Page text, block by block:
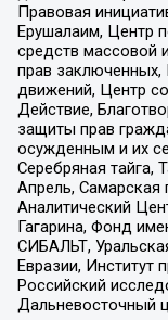
Правовая
Ерушалаим, Центр
средств массовой
прав заключенных,
движений, Центр
Действие,
защиты прав
осужденным и их
Серебряная тайга,
Апрель, Самарская
Аналитический
Гагарина, Фонд
СИБАЛЬТ,
Евразии, Институт
Российский
Дальневосточный